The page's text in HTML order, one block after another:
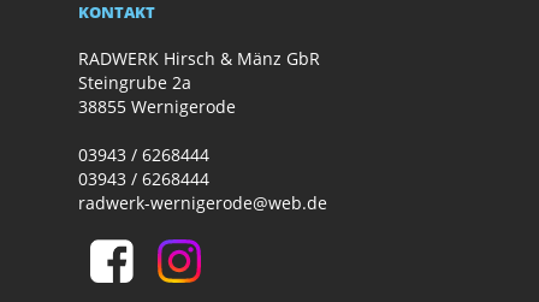
KONTAKT
RADWERK Hirsch & Mänz GbR
Steingrube 2a
38855 Wernigerode
03943 / 6268444
03943 / 6268444
radwerk-wernigerode@web.de